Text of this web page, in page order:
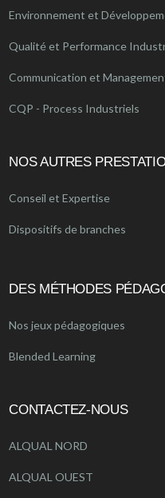
Environnement et
Qualité et Performance
Communication et
CQP - Process Industriels
NOS AUTRES
Conseil et Expertise
Dispositifs de branches
DES MÉTHODES
Nos jeux pédagogiques
Blended Learning
CONTACTEZ-NOUS
ALQUAL NORD
ALQUAL OUEST